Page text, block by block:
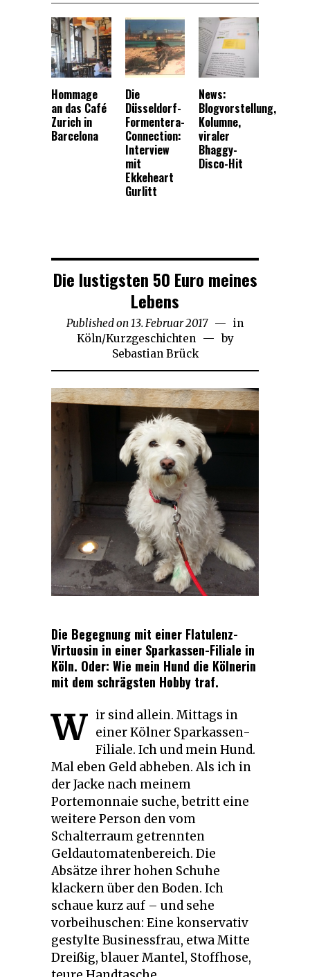
Hommage
an das Café
Zurich in
Barcelona
Die
Düsseldorf-
Formentera-
Connection:
Interview
mit
Ekkeheart
Gurlitt
News:
Blogvorstellung,
Kolumne,
viraler
Bhaggy-
Disco-Hit
Die lustigsten 50 Euro meines
Lebens
Published on13. Februar 20171.
Oktober
in
Köln/Kurzgeschichten
by
Sebastian Brück
Die Begegnung mit einer Flatulenz-
Virtuosin in einer Sparkassen-Filiale in
Köln. Oder: Wie mein Hund die Kölnerin
mit dem schrägsten Hobby traf.
W ir sind allein. Mittags in
einer Kölner Sparkassen-
Filiale. Ich und mein Hund.
Mal eben Geld abheben. Als ich in
der Jacke nach meinem
Portemonnaie suche, betritt eine
weitere Person den vom
Schalterraum getrennten
Geldautomatenbereich. Die
Absätze ihrer hohen Schuhe
klackern über den Boden. Ich
schaue kurz auf – und sehe
vorbeihuschen: Eine konservativ
gestylte Businessfrau, etwa Mitte
Dreißig, blauer Mantel, Stoffhose,